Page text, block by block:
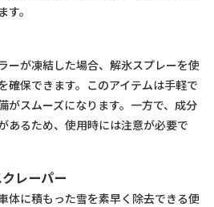
。
ーが凍結した場合、解氷スプレーを使
確保できます。このアイテムは手軽で
がスムーズになります。一方で、成分
あるため、使用時には注意が必要で
レーパー
体に積もった雪を素早く除去できる便